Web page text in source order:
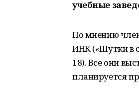
учебные
По мнению
ИНК («Шутки в
18). Все они
планируется